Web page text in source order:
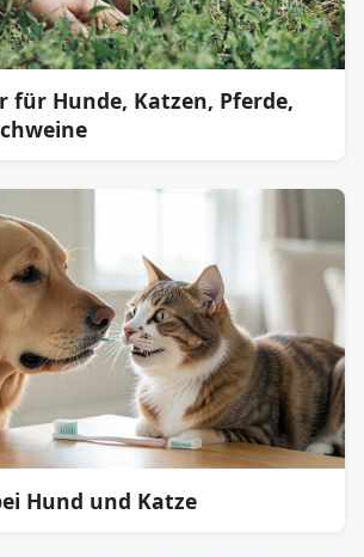
für Hunde, Katzen, Pferde,
Hund und Katze